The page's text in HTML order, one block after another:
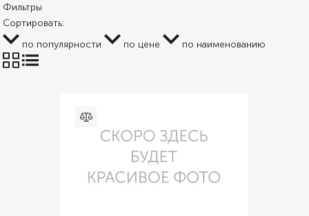
Фильтры
Сортировать:
по популярности
по цене по наименованию